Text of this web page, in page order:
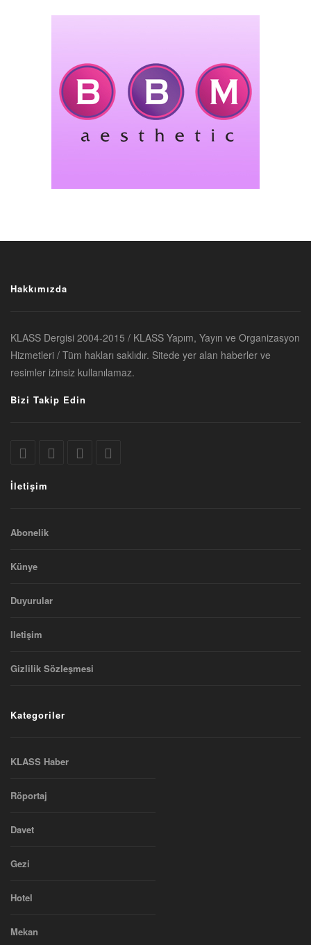
Hakkımızda
KLASS Dergisi 2004-2015 / KLASS Yapım, Yayın ve Organizasyon
Hizmetleri / Tüm hakları saklıdır. Sitede yer alan haberler ve
resimler izinsiz kullanılamaz.
Bizi Takip Edin
İletişim
Abonelik
Künye
Duyurular
Iletişim
Gizlilik Sözleşmesi
Kategoriler
KLASS Haber
Röportaj
Davet
Gezi
Hotel
Mekan